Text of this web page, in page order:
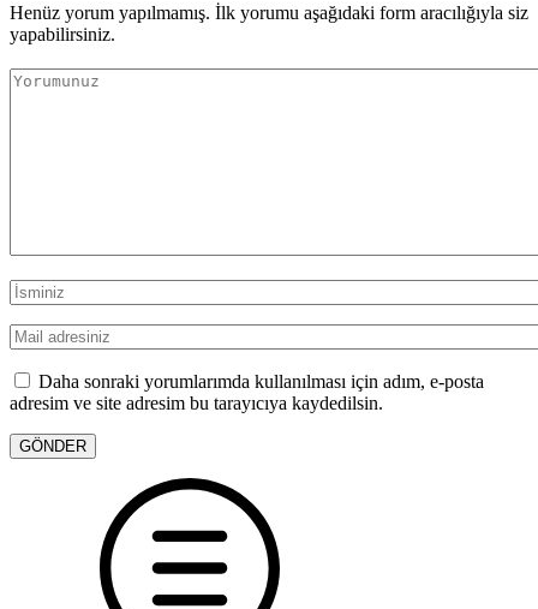
Henüz yorum yapılmamış. İlk yorumu aşağıdaki form aracılığıyla siz
yapabilirsiniz.
Daha sonraki yorumlarımda kullanılması için adım, e-posta
adresim ve site adresim bu tarayıcıya kaydedilsin.